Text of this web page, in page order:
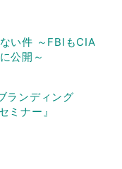
い件 ～FBIもCIA
公開～
ランディング
ナー』